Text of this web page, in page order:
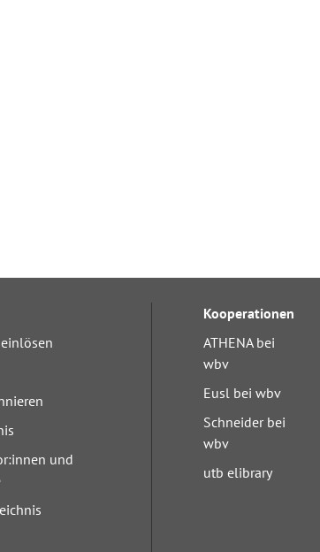
und
Kooperationen
ATHENA bei
wbv
Eusl bei wbv
Schneider bei
wbv
utb elibrary